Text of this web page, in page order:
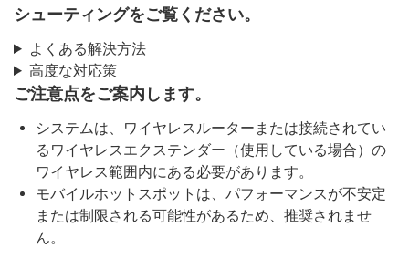
シューティングをご覧ください。
よくある解決方法
高度な対応策
ご注意点をご案内します。
システムは、ワイヤレスルーターまたは接続されてい
るワイヤレスエクステンダー（使用している場合）の
ワイヤレス範囲内にある必要があります。
モバイルホットスポットは、パフォーマンスが不安定
または制限される可能性があるため、推奨されませ
ん。